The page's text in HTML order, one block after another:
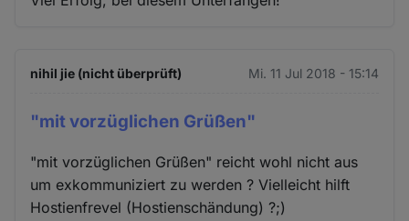
nihil jie (nicht überprüft) Mi. 11 Jul 2018 - 15:14
"mit vorzüglichen Grüßen"
"mit vorzüglichen Grüßen" reicht wohl nicht aus
um exkommuniziert zu werden ? Vielleicht hilft
Hostienfrevel (Hostienschändung) ?;)